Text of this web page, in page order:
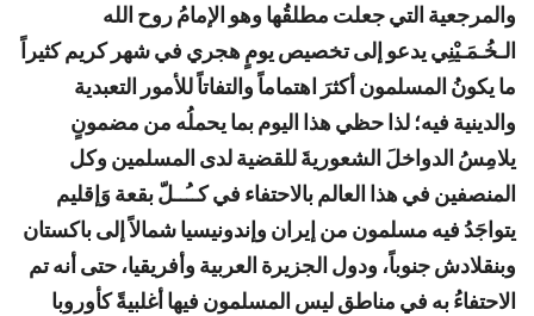
والمرجعية التي جعلت مطلقُها وهو الإمامُ روح الله
الـخُـمَـيْنِي يدعو إلى تخصيص يومٍ هجري في شهر كريم كثيراً
ما يكونُ المسلمون أكثرَ اهتماماً والتفاتاً للأمور التعبدية
والدينية فيه؛ لذا حظي هذا اليوم بما يحملُه من مضمونٍ
يلامِسُ الدواخلَ الشعوريةَ للقضية لدى المسلمين وكل
المنصفين في هذا العالم بالاحتفاء في كــُــلّ بقعة وَإقليم
يتواجَدُ فيه مسلمون من إيران وإندونيسيا شمالاً إلى باكستان
وبنقلادش جنوباً، ودول الجزيرة العربية وأفريقيا، حتى أنه تم
الاحتفاءُ به في مناطق ليس المسلمون فيها أغلبيةً كأوروبا